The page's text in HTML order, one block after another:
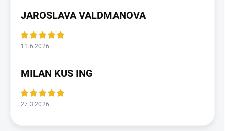
JAROSLAVA VALDMANOVA
11.6.2026
MILAN KUS ING
27.3.2026